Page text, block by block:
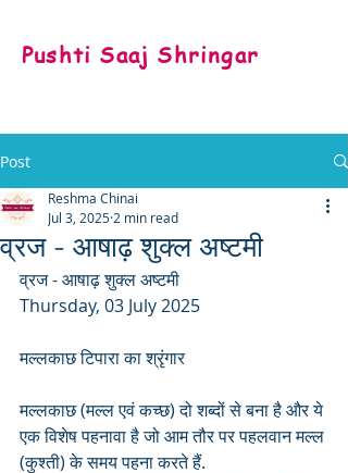
Pushti Saaj Shringar
Post
व्रज - आषाढ़ शुक्ल अष्टमी
Reshma Chinai
Jul 3, 2025 2 min read
व्रज - आषाढ़ शुक्ल अष्टमी
Thursday, 03 July 2025
मल्लकाछ टिपारा का श्रृंगार
मल्लकाछ (मल्ल एवं कच्छ) दो शब्दों से बना है और ये
एक विशेष पहनावा है जो आम तौर पर पहलवान मल्ल
(कुश्ती) के समय पहना करते हैं.